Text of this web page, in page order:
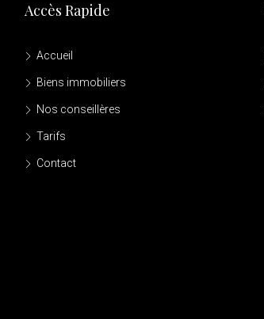
Accès Rapide
Accueil
Biens immobiliers
Nos conseillères
Tarifs
Contact